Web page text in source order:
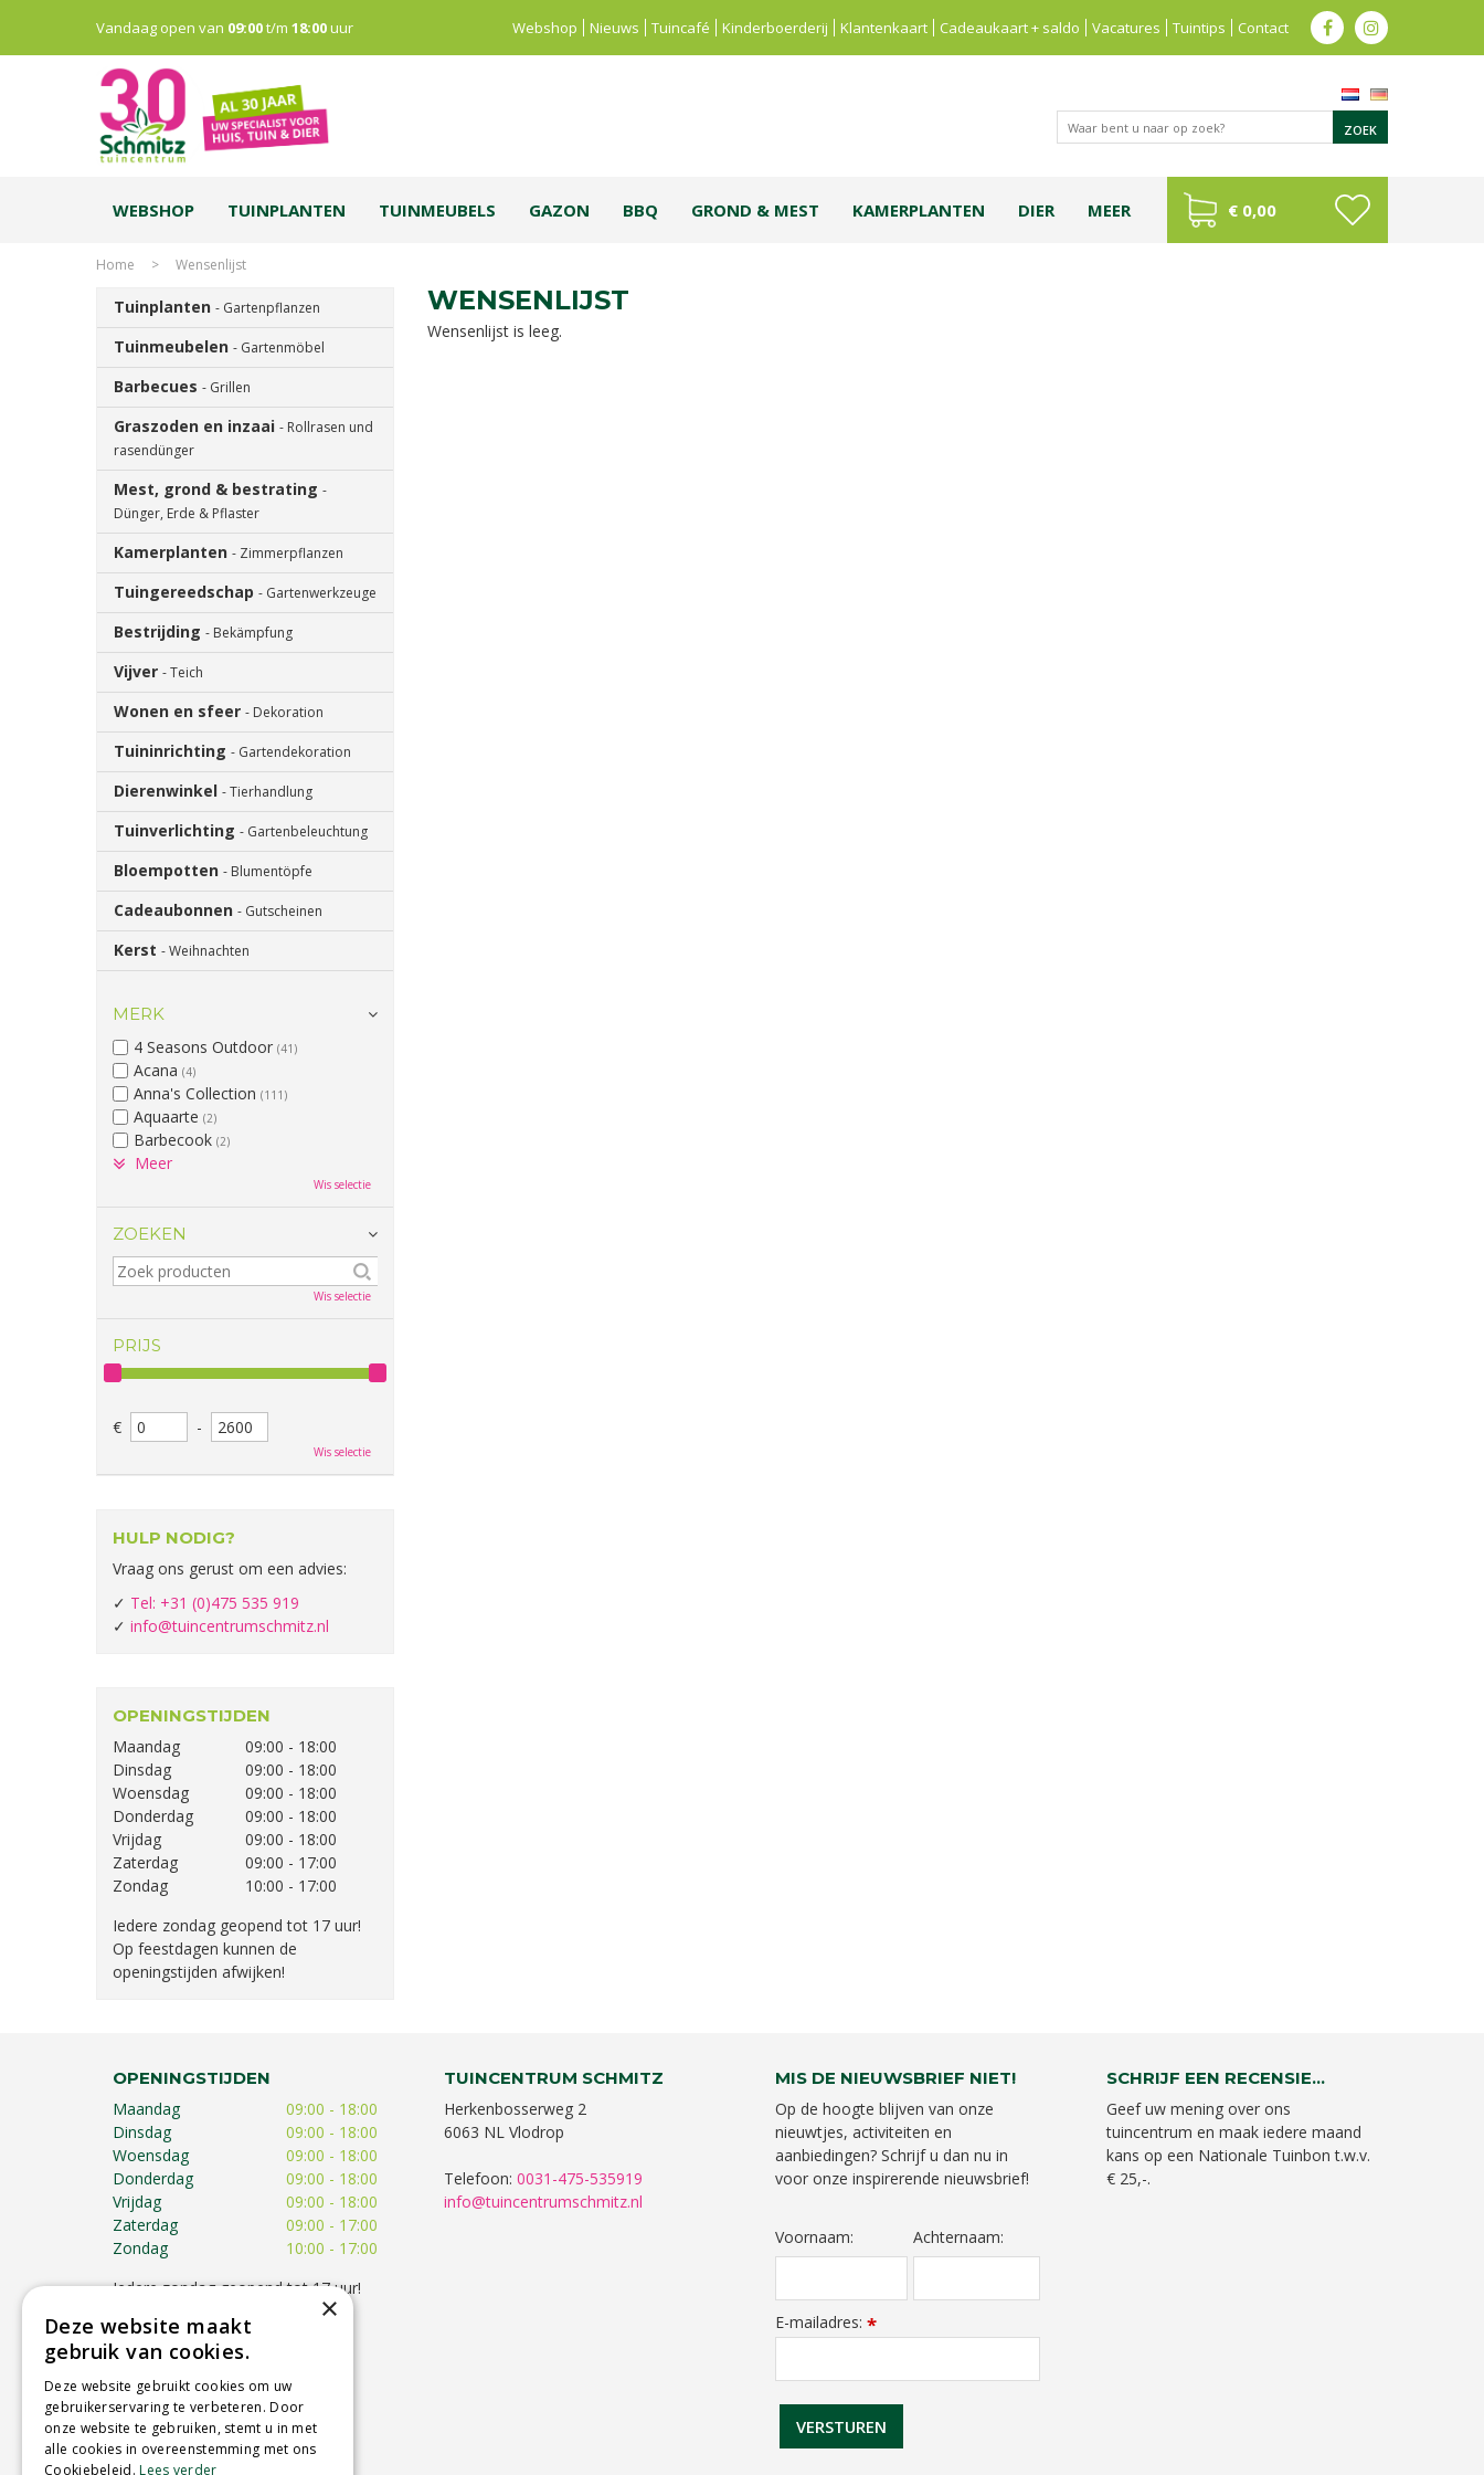
Home > Wensenlijst
Vandaag open van 09:00t/m 18:00uur Webshop Nieuws Tuincafé Kinderboerderij Klantenkaart Cadeaukaart + saldo Vacatures Tuintips Contact
WEBSHOP TUINPLANTEN TUINMEUBELS GAZON BBQ GROND & MEST KAMERPLANTEN DIER MEER € 0,00
WENSENLIJST
Wensenlijst is leeg.
Tuinplanten - Gartenpflanzen
Tuinmeubelen - Gartenmöbel
Barbecues - Grillen
Graszoden en inzaai - Rollrasen und
rasendünger
Mest, grond & bestrating -
Dünger, Erde & Pflaster
Kamerplanten - Zimmerpflanzen
Tuingereedschap - Gartenwerkzeuge
Bestrijding - Bekämpfung
Vijver - Teich
Wonen en sfeer - Dekoration
Tuininrichting - Gartendekoration
Dierenwinkel - Tierhandlung
Tuinverlichting - Gartenbeleuchtung
Bloempotten - Blumentöpfe
Cadeaubonnen - Gutscheinen
Kerst - Weihnachten
MERK
4 Seasons Outdoor (41)
Acana (4)
Anna's Collection (111)
Aquaarte (2)
Barbecook (2)
Meer
Wis selectie
ZOEKEN
Wis selectie
PRIJS
€ -
Wis selectie
HULP NODIG?
Vraag ons gerust om een advies:
✓ Tel: +31 (0)475 535 919
✓ info@tuincentrumschmitz.nl
OPENINGSTIJDEN
Maandag
09:00 - 18:00
Dinsdag
09:00 - 18:00
Woensdag
09:00 - 18:00
Donderdag
09:00 - 18:00
Vrijdag
09:00 - 18:00
Zaterdag
09:00 - 17:00
Zondag
10:00 - 17:00
Iedere zondag geopend tot 17 uur!
Op feestdagen kunnen de
openingstijden afwijken!
OPENINGSTIJDEN
Maandag
09:00 - 18:00
Dinsdag
09:00 - 18:00
Woensdag
09:00 - 18:00
Donderdag
09:00 - 18:00
Vrijdag
09:00 - 18:00
Zaterdag
09:00 - 17:00
Zondag
10:00 - 17:00
Iedere zondag geopend tot 17 uur!
openingstijden afwijken!
Toon alle openingstijden
TUINCENTRUM SCHMITZ
Herkenbosserweg 2
6063 NL Vlodrop
Telefoon: 0031-475-535919
info@tuincentrumschmitz.nl
MIS DE NIEUWSBRIEF NIET!
Op de hoogte blijven van onze
nieuwtjes, activiteiten en
aanbiedingen? Schrijf u dan nu in
voor onze inspirerende nieuwsbrief!
Voornaam: Achternaam:
E-mailadres: *
SCHRIJF EEN RECENSIE...
Geef uw mening over ons
tuincentrum en maak iedere maand
kans op een Nationale Tuinbon t.w.v.
€ 25,-.
×
Deze website maakt
gebruik van cookies.
Deze website gebruikt cookies om uw
gebruikerservaring te verbeteren. Door
onze website te gebruiken, stemt u in met
alle cookies in overeenstemming met ons
Cookiebeleid.Lees verder